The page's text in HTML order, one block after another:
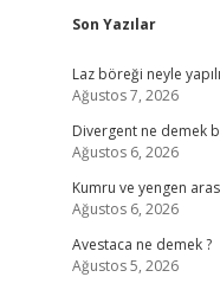
Sidebar
Son Yazılar
Laz böreği neyle
Ağustos 7, 2026
Divergent ne demek
Ağustos 6, 2026
Kumru ve yengen
Ağustos 6, 2026
Avestaca ne demek ?
Ağustos 5, 2026
vdcasino güncel giriş